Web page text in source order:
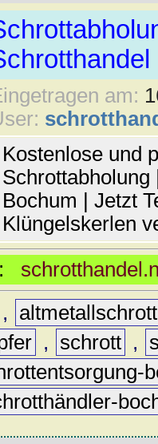
am:
Kostenlose und
Bochum | Jetzt
Klüngelskerlen
,
, schrott ,